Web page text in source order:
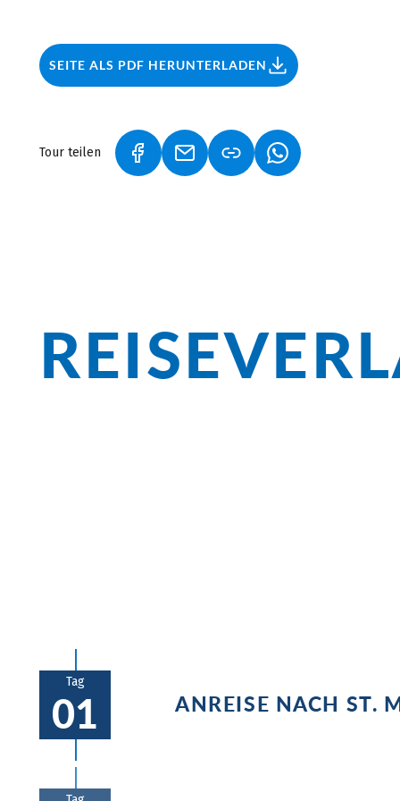
SEITE ALS PDF HERUNTERLADEN
Tour teilen (LINK ÖFFNET IN NEUEM TAB)
(LINK ÖFFNET IN NEUEM TAB)
(LINK ÖFFNET IN
unserenRadreisen in Tirol, unserenRadreisen im
Touren amInnradweg.
Tag
01 ANREISE NACH ST.
Tag